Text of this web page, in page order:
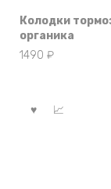
Колодки
органика
1490 ₽